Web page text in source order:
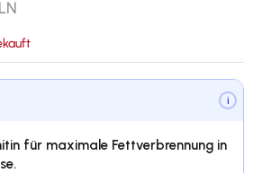
i
für maximale Fettverbrennung in